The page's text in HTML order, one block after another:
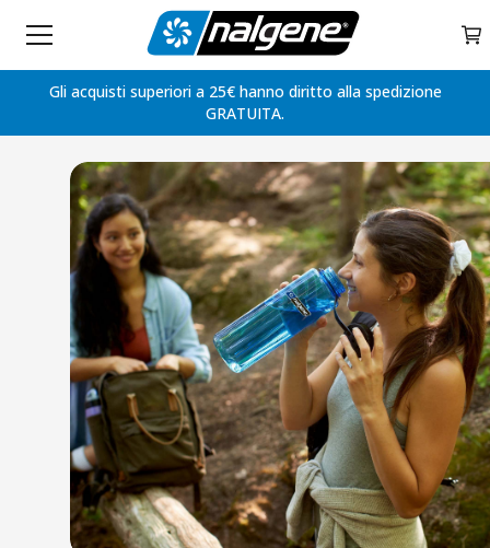
Gli acquisti superiori a 25€ hanno diritto alla spedizione
GRATUITA.
Skip to content